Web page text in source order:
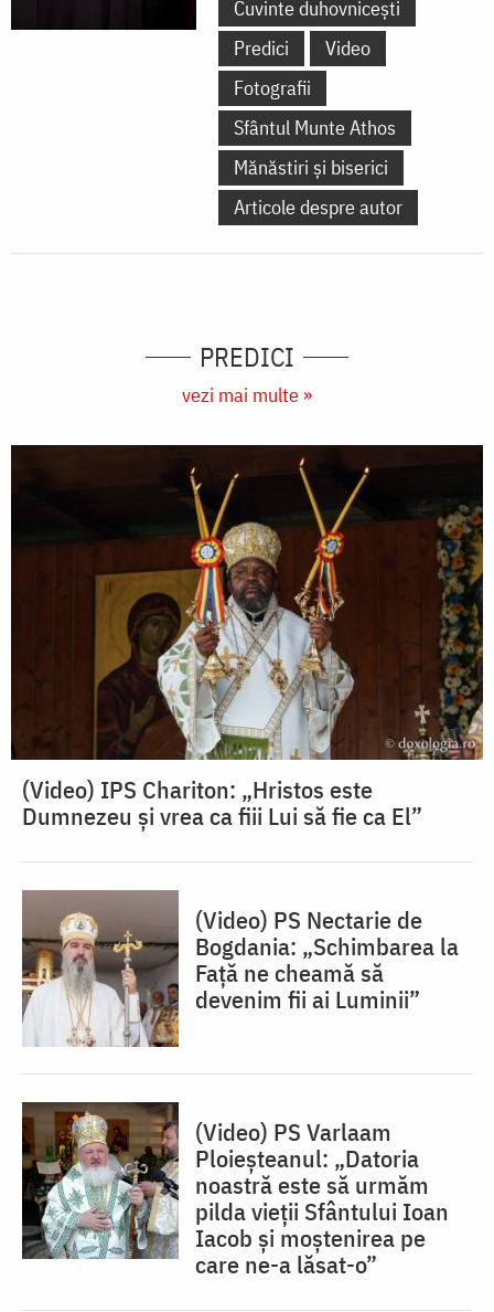
Cuvinte duhovnicești
Predici
Video
Fotografii
Sfântul Munte Athos
Mănăstiri și biserici
Articole despre autor
PREDICI
vezi mai multe »
(Video) IPS Chariton: „Hristos este
Dumnezeu și vrea ca fiii Lui să fie ca El”
(Video) PS Nectarie de
Bogdania: „Schimbarea la
Față ne cheamă să
devenim fii ai Luminii”
(Video) PS Varlaam
Ploieșteanul: „Datoria
noastră este să urmăm
pilda vieții Sfântului Ioan
Iacob și moștenirea pe
care ne-a lăsat-o”